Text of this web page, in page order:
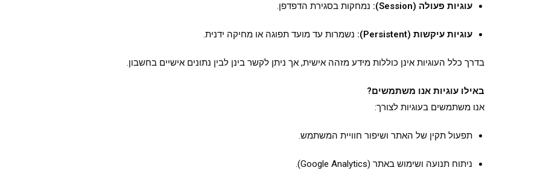
עוגיות פעולה (Session): נמחקות בסגירת הדפדפן.
עוגיות עיקשות (Persistent): נשמרות עד מועד תפוגה או מחיקה ידנית.
בדרך כלל העוגיות אינן כוללות מידע מזהה אישית, אך ניתן לקשר בינן לבין נתונים אישיים בחשבון.
באילו עוגיות אנו משתמשים?
אנו משתמשים בעוגיות לצורך:
תפעול תקין של האתר ושיפור חוויית המשתמש.
ניתוח תנועה ושימוש באתר (Google Analytics).